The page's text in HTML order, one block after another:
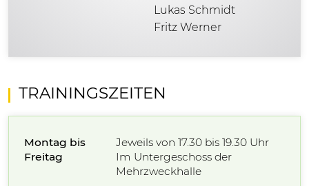
Lukas Schmidt
Fritz Werner
TRAININGSZEITEN
Montag bis
Freitag
Jeweils von 17.30 bis 19.30 Uhr
Im Untergeschoss der
Mehrzweckhalle